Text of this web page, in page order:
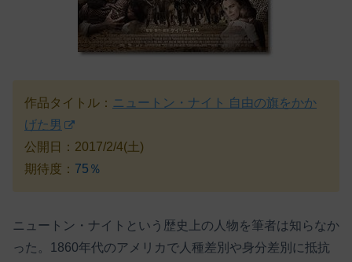
作品タイトル： ニュートン・ナイト 自由の旗をかか
げた男
公開日：2017/2/4(土)
期待度： 75％
ニュートン・ナイトという歴史上の人物を筆者は知らなか
った。1860年代のアメリカで人種差別や身分差別に抵抗